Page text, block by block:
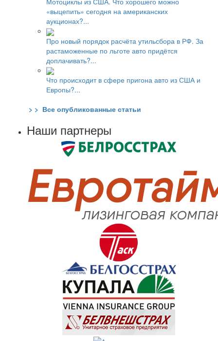
«выцепить» сегодня на американских
аукционах?...
Про новый порядок расчёта утильсбора в РФ. За
растаможенные по льготе авто придётся
доплачивать?...
Что происходит в сфере пригона авто из США и
Европы?...
> > Все опубликованные статьи
Наши партнеры